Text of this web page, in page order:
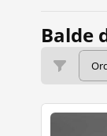
Balde